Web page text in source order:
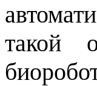
такой